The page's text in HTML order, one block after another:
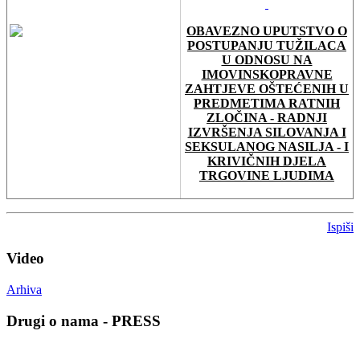
OBAVEZNO UPUTSTVO O
POSTUPANJU TUŽILACA
U ODNOSU NA
IMOVINSKOPRAVNE
ZAHTJEVE OŠTEĆENIH U
PREDMETIMA RATNIH
ZLOČINA - RADNJI
IZVRŠENJA SILOVANJA I
SEKSULANOG NASILJA - I
KRIVIČNIH DJELA
TRGOVINE LJUDIMA
Ispiši
Video
Arhiva
Drugi o nama - PRESS